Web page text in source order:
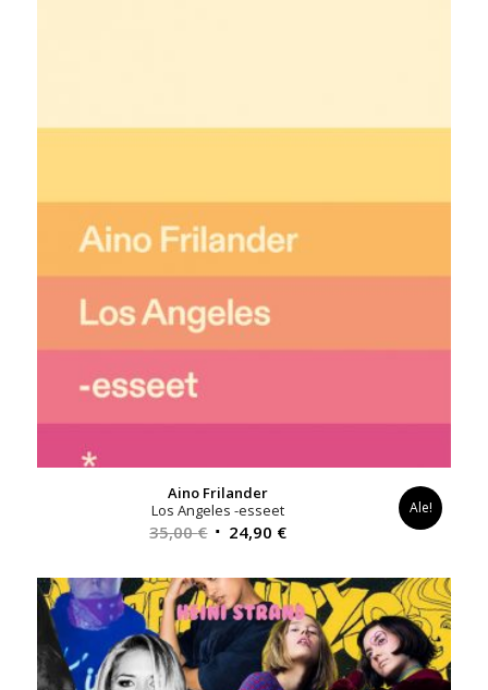
Aino Frilander
Los Angeles -esseet
35,00€ Alkuperäinen
oli:
35,00 €.
24,90 €Nykyinen
on:
24,90 €.
Ale!